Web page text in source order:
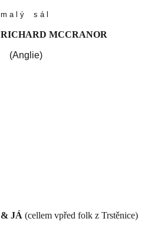
m a l ý s á l
RICHARD MCCRANOR
(Anglie)
& JÁ (cellem vpřed folk z Trstěnice)